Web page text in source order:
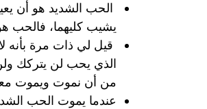
الحب الشديد هو أن
يشيب كليهما، فالحب
قيل لي ذات مرة بأنه
الذي يحب لن يتركك
من أن نموت ويموت
عندما يموت الحب